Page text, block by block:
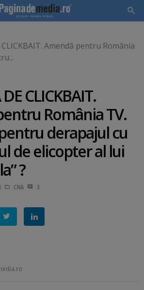
CLICKBAIT. Amendă pentru România
CLICKBAIT.
România TV.
derapajul cu
de elicopter al lui
?
CNA 3